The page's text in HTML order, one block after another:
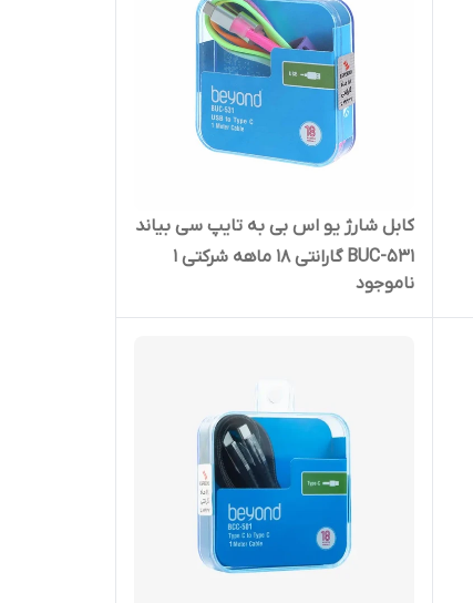
کابل شارژ یو اس بی به تایپ سی بیاند
BUC-531 گارانتی 18 ماهه شرکتی 1
متری
ناموجود